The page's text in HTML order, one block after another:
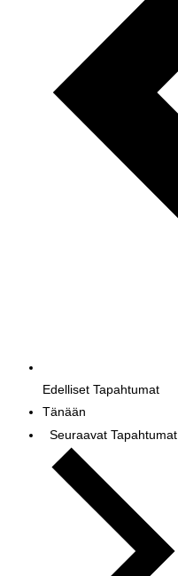
Edelliset Tapahtumat
Tänään
Seuraavat Tapahtumat